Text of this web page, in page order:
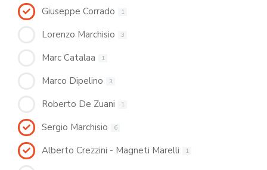
Giuseppe Corrado 1
Lorenzo Marchisio 3
Marc Catalaa 1
Marco Dipelino 3
Roberto De Zuani 1
Sergio Marchisio 6
Alberto Crezzini - Magneti Marelli 1